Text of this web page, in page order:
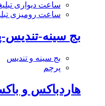
ساعت دیواری
ساعت رومیزی
بج سینه-
بج سینه و تندیس
پرچم
هاردباکس و